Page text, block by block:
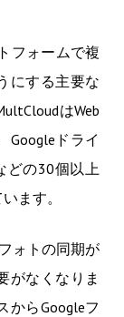
フォームで複
にする主要な
はWeb
Googleドライ
どの30個以上
ます。
ォトの同期が
がなくなりま
からGoogleフ